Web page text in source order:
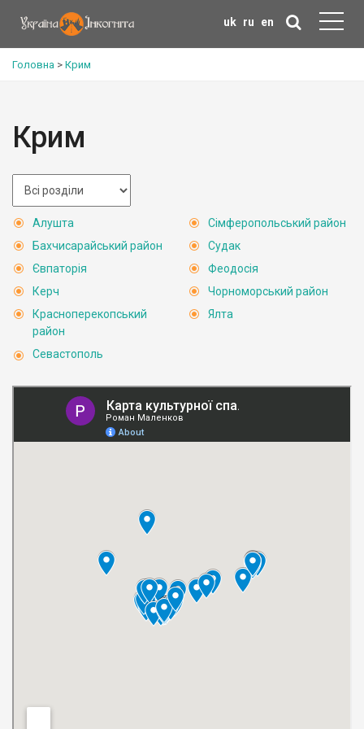
uk ru en
Головна > Крим
Крим
Алушта
Бахчисарайський район
Євпаторія
Керч
Красноперекопський
район
Севастополь
Сімферопольський район
Судак
Феодосія
Чорноморський район
Ялта